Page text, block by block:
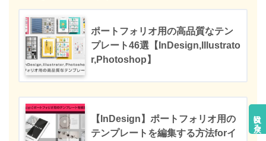
目次に戻る
ポートフォリオ用の高品質なテン
プレート46選【InDesign,Illustrato
r,Photoshop】
【InDesign】ポートフォリオ用の
テンプレートを編集する方法forイ